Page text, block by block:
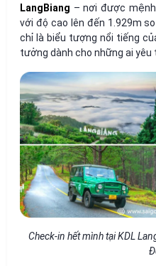
LangBiang – nơi được mệnh
với độ cao lên đến 1.929m
chỉ là biểu tượng nổi tiếng
tưởng dành cho những ai yêu
Check-in hết mình tại KDL